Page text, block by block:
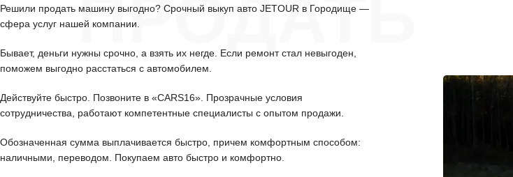
ПРОДАТЬ
Решили продать машину выгодно? Срочный выкуп авто JETOUR в Городище —
сфера услуг нашей компании.
Бывает, деньги нужны срочно, а взять их негде. Если ремонт стал невыгоден,
поможем выгодно расстаться с автомобилем.
Действуйте быстро. Позвоните в «CARS16». Прозрачные условия
сотрудничества, работают компетентные специалисты с опытом продажи.
Обозначенная сумма выплачивается быстро, причем комфортным способом:
наличными, переводом. Покупаем авто быстро и комфортно.